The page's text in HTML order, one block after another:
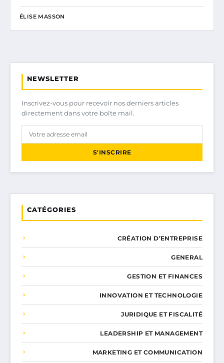
ÉLISE MASSON
NEWSLETTER
Inscrivez-vous pour recevoir nos derniers articles
directement dans votre boîte mail.
S'INSCRIRE
CATÉGORIES
CRÉATION D’ENTREPRISE
GENERAL
GESTION ET FINANCES
INNOVATION ET TECHNOLOGIE
JURIDIQUE ET FISCALITÉ
LEADERSHIP ET MANAGEMENT
MARKETING ET COMMUNICATION